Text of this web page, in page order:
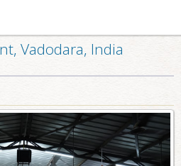
Vadodara, India